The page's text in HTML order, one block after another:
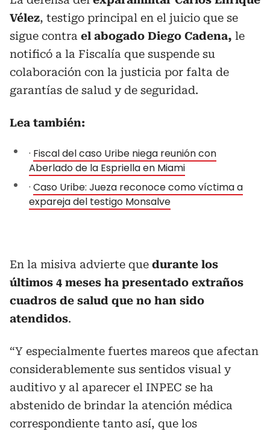
Vélez, testigo principal en el juicio que se
sigue contra el abogado Diego Cadena, le
notificó a la Fiscalía que suspende su
colaboración con la justicia por falta de
garantías de salud y de seguridad.
Lea también:
· Fiscal del caso Uribe niega reunión con
Aberlado de la Espriella en Miami
· Caso Uribe: Jueza reconoce como víctima a
expareja del testigo Monsalve
En la misiva advierte que durante los
últimos 4 meses ha presentado extraños
cuadros de salud que no han sido
atendidos.
“Y especialmente fuertes mareos que afectan
considerablemente sus sentidos visual y
auditivo y al aparecer el INPEC se ha
abstenido de brindar la atención médica
correspondiente tanto así, que los